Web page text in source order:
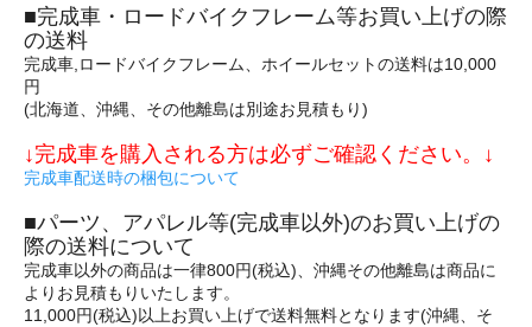
■完成車・ロードバイクフレーム等お買い上げの際
の送料
完成車,ロードバイクフレーム、ホイールセットの送料は10,000
円
(北海道、沖縄、その他離島は別途お見積もり)
↓完成車を購入される方は必ずご確認ください。↓
完成車配送時の梱包について
■パーツ、アパレル等(完成車以外)のお買い上げの
際の送料について
完成車以外の商品は一律800円(税込)、沖縄その他離島は商品に
よりお見積もりいたします。
11,000円(税込)以上お買い上げで送料無料となります(沖縄、そ